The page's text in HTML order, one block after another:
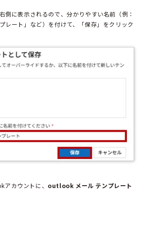
側に表示されるので、分かりやすい名前（例：
レート」など）を付けて、「保存」をクリック
カウントに、 outlook メール テンプレート